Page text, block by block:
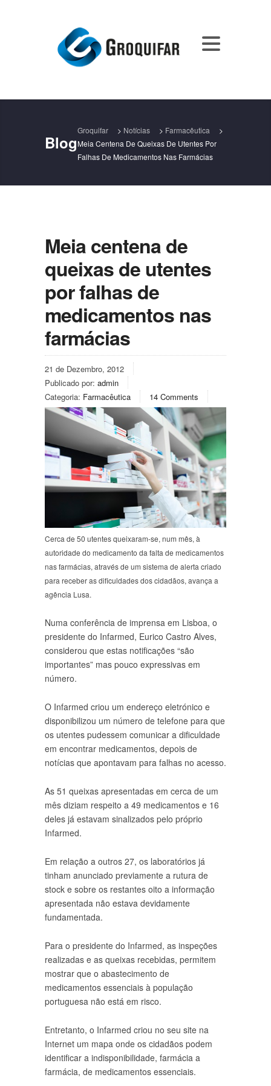
Blog
Groquifar > Notícias > Farmacêutica
>
Meia Centena De Queixas De Utentes Por
Falhas De Medicamentos Nas Farmácias
Meia centena de
queixas de utentes
por falhas de
medicamentos nas
farmácias
21 de Dezembro, 2012
Publicado por: admin
Categoria: Farmacêutica 14 Comments
Cerca de 50 utentes queixaram-se, num mês, à
autoridade do medicamento da falta de medicamentos
nas farmácias, através de um sistema de alerta criado
para receber as dificuldades dos cidadãos, avança a
agência Lusa.
Numa conferência de imprensa em Lisboa, o
presidente do Infarmed, Eurico Castro Alves,
considerou que estas notificações “são
importantes” mas pouco expressivas em
número.
O Infarmed criou um endereço eletrónico e
disponibilizou um número de telefone para que
os utentes pudessem comunicar a dificuldade
em encontrar medicamentos, depois de
notícias que apontavam para falhas no acesso.
As 51 queixas apresentadas em cerca de um
mês diziam respeito a 49 medicamentos e 16
deles já estavam sinalizados pelo próprio
Infarmed.
Em relação a outros 27, os laboratórios já
tinham anunciado previamente a rutura de
stock e sobre os restantes oito a informação
apresentada não estava devidamente
fundamentada.
Para o presidente do Infarmed, as inspeções
realizadas e as queixas recebidas, permitem
mostrar que o abastecimento de
medicamentos essenciais à população
portuguesa não está em risco.
Entretanto, o Infarmed criou no seu site na
Internet um mapa onde os cidadãos podem
identificar a indisponibilidade, farmácia a
farmácia, de medicamentos essenciais.